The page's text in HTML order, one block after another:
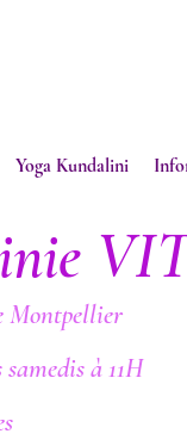
Yoga Kundalini
Montpellier
à 11H